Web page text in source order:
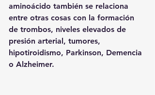
aminoácido también se relaciona
entre otras cosas con la formación
de trombos, niveles elevados de
presión arterial, tumores,
hipotiroidismo, Parkinson, Demencia
o Alzheimer.